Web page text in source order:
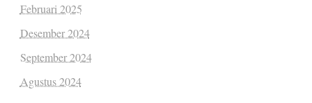
Februari 2025
Desember 2024
September 2024
Agustus 2024